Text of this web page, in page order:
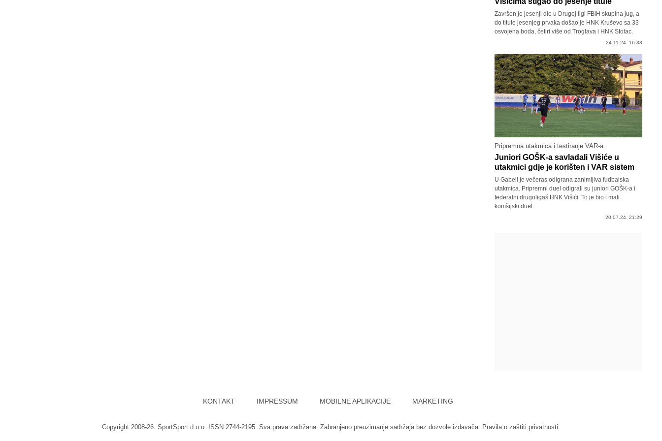
Završen je jesenji dio u Drugoj ligi FBiH skupina jug, a
do titule jesenjeg prvaka došao je HNK Kruševo sa 33
osvojena boda, četiri više od Troglava i HNK Stolac.
24.11.24. 16:33
Pripremna utakmica i testiranje VAR-a
Juniori GOŠK-a savladali Višiće u
utakmici gdje je korišten i VAR sistem
U Gabeli je večeras odigrana zanimljiva fudbalska
utakmica. Pripremni duel odigrali su juniori GOŠK-a i
federalni drugoligaš HNK Višići. To je bio i mali
komšijski duel.
20.07.24. 21:29
KONTAKT IMPRESSUM MOBILNE APLIKACIJE MARKETING
Copyright 2008-26. SportSport d.o.o. ISSN 2744-2195. Sva prava zadržana. Zabranjeno preuzimanje sadržaja bez dozvole izdavača. Pravila o zaštiti privatnosti.